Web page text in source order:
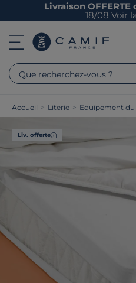
Livraison OFFERTE
18/08 Voir
Que recherchez-vous ?
Accueil > Literie > Equipement
Liv. offerte